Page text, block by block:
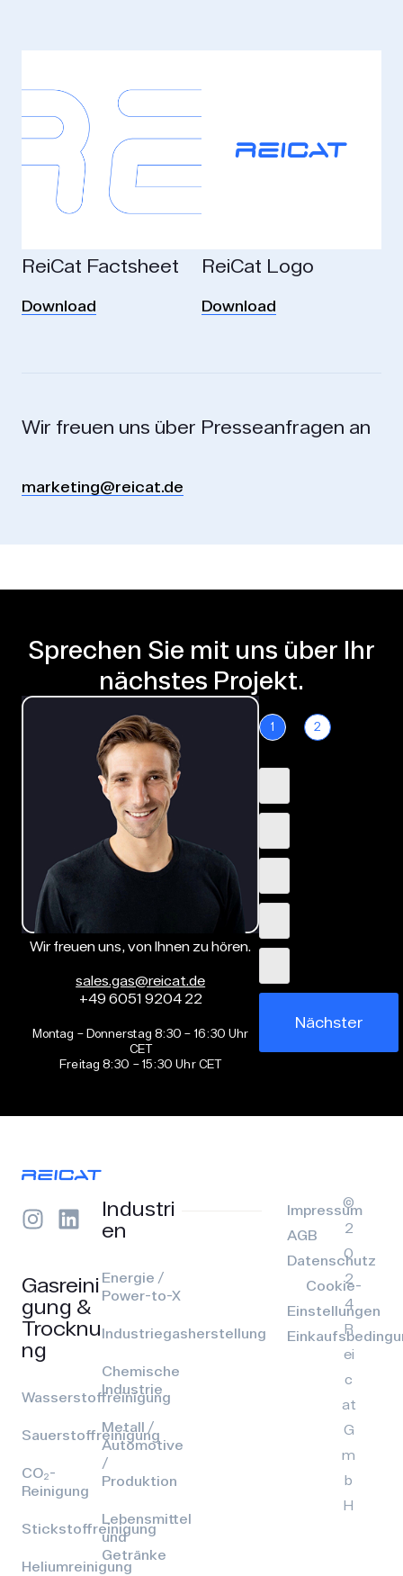
ReiCat Factsheet
Download
ReiCat Logo
Download
Wir freuen uns über Presseanfragen an
marketing@reicat.de
Sprechen Sie mit uns über Ihr
nächstes Projekt.
Wir freuen uns, von Ihnen zu hören.
sales.gas@reicat.de
+49 6051 9204 22
Montag – Donnerstag 8:30 – 16:30 Uhr
CET
Freitag 8:30 – 15:30 Uhr CET
1 2
Nächster
Gasreini
gung &
Trocknu
ng
Wasserstoffreinigung
Sauerstoffreinigung
CO₂-
Reinigung
Stickstoffreinigung
Heliumreinigung
Industri
en
Energie /
Power-to-X
Industriegasherstellung
Chemische
Industrie
Metall /
Automotive
/
Produktion
Lebensmittel
und
Getränke
Impressum
AGB
Datenschutz
Cookie-
Einstellungen
©
2
0
2
4
R
ei
c
at
G
m
b
H